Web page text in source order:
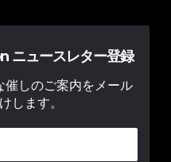
ニュースレター登録
催しのご案内をメール
します。